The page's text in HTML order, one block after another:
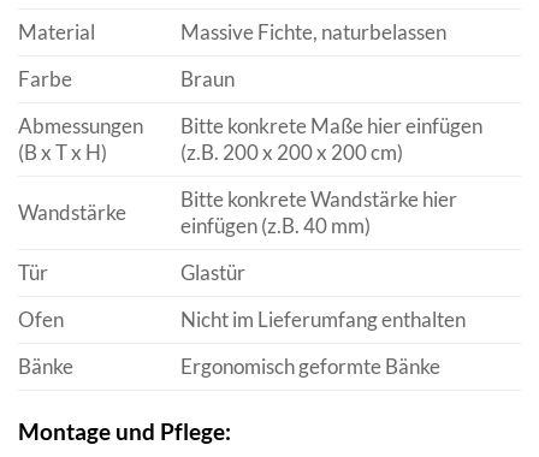
Material
Massive Fichte, naturbelassen
Farbe
Braun
Abmessungen
(B x T x H)
Bitte konkrete Maße hier einfügen
(z.B. 200 x 200 x 200 cm)
Wandstärke
Bitte konkrete Wandstärke hier
einfügen (z.B. 40 mm)
Tür
Glastür
Ofen
Nicht im Lieferumfang enthalten
Bänke
Ergonomisch geformte Bänke
Montage und Pflege: